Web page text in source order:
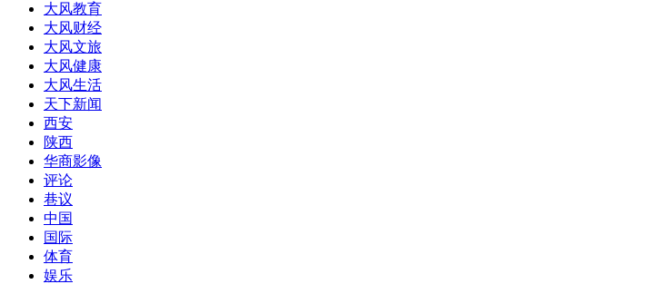
大风教育
大风财经
大风文旅
大风健康
大风生活
天下新闻
西安
陕西
华商影像
评论
巷议
中国
国际
体育
娱乐